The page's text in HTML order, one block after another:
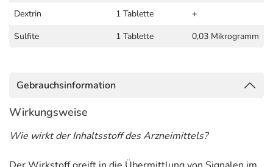
Dextrin
1 Tablette
+
Sulfite
1 Tablette 0,03 Mikrogramm
Gebrauchsinformation
Wirkungsweise
Wie wirkt der Inhaltsstoff des Arzneimittels?